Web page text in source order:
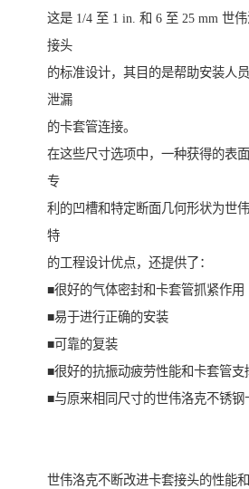
这是 1/4 至 1 in. 和 6 至 25 mm 世
接头
的标准设计，其目的是帮助安装人
泄漏
的卡套管连接。
在这些尺寸选项中，一种获得的表
专
利的凹槽和特定断面几何形状为世
特
的工程设计优点，还提供了：
■很好的气体密封和卡套管抓紧作用
■易于进行正确的安装
■可靠的复装
■很好的抗振动疲劳性能和卡套管支
■与原来相同尺寸的世伟洛克不锈钢
世伟洛克不断改进卡套接头的性能